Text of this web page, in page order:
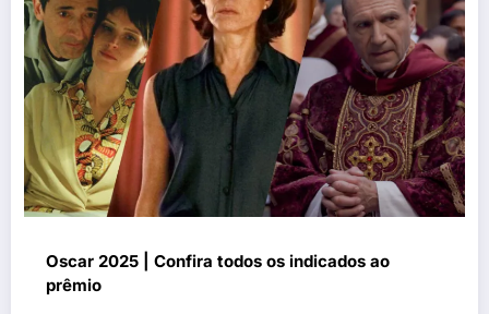
Oscar 2025 | Confira todos os indicados ao
prêmio